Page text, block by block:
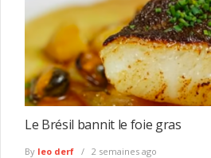
Le Brésil bannit le foie gras
By leo derf 2 semaines ago